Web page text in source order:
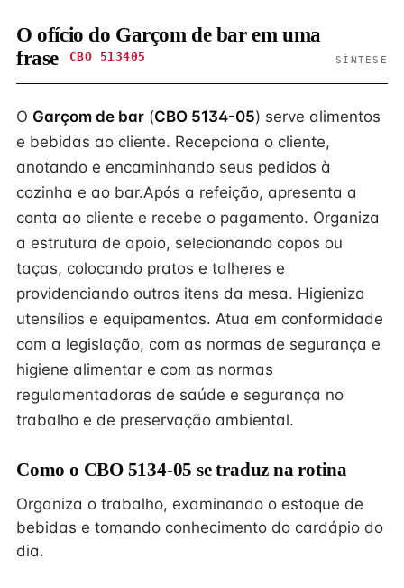
O ofício do Garçom de bar em uma
frase
CBO 513405 SÍNTESE
O Garçom de bar (CBO 5134-05) serve alimentos
e bebidas ao cliente. Recepciona o cliente,
anotando e encaminhando seus pedidos à
cozinha e ao bar.Após a refeição, apresenta a
conta ao cliente e recebe o pagamento. Organiza
a estrutura de apoio, selecionando copos ou
taças, colocando pratos e talheres e
providenciando outros itens da mesa. Higieniza
utensílios e equipamentos. Atua em conformidade
com a legislação, com as normas de segurança e
higiene alimentar e com as normas
regulamentadoras de saúde e segurança no
trabalho e de preservação ambiental.
Como o CBO 5134-05 se traduz na rotina
Organiza o trabalho, examinando o estoque de
bebidas e tomando conhecimento do cardápio do
dia.